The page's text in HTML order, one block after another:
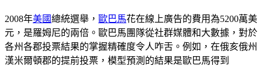
2008年美國總統選舉， 歐巴馬花在線上廣告的費用為5200萬美
元，是羅姆尼的兩倍。歐巴馬團隊從社群媒體和大數據，對於
各州各郡投票結果的掌握精確度令人咋舌。例如，在俄亥俄州
漢米爾頓郡的提前投票，模型預測的結果是歐巴馬得到